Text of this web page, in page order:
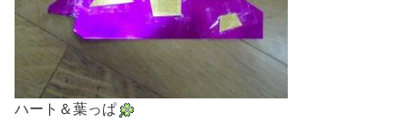
ハート＆葉っぱ